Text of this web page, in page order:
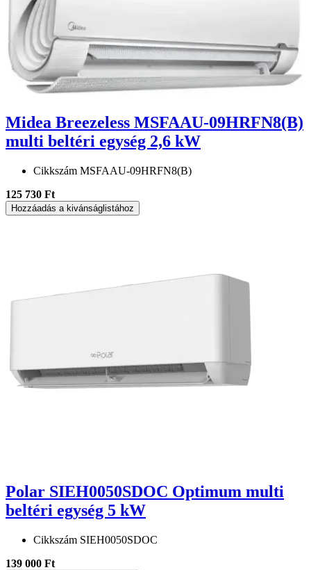
Midea Breezeless MSFAAU-09HRFN8(B)
multi beltéri egység 2,6 kW
Cikkszám MSFAAU-09HRFN8(B)
125 730 Ft
Hozzáadás a kivánságlistához
Polar SIEH0050SDOC Optimum multi
beltéri egység 5 kW
Cikkszám SIEH0050SDOC
139 000 Ft